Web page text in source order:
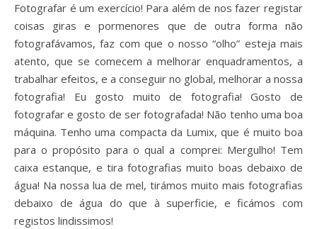
Fotografar é um exercício! Para além de nos fazer registar
coisas giras e pormenores que de outra forma não
fotografávamos, faz com que o nosso “olho” esteja mais
atento, que se comecem a melhorar enquadramentos, a
trabalhar efeitos, e a conseguir no global, melhorar a nossa
fotografia! Eu gosto muito de fotografia! Gosto de
fotografar e gosto de ser fotografada! Não tenho uma boa
máquina. Tenho uma compacta da Lumix, que é muito boa
para o propósito para o qual a comprei: Mergulho! Tem
caixa estanque, e tira fotografias muito boas debaixo de
água! Na nossa lua de mel, tirámos muito mais fotografias
debaixo de água do que à superficie, e ficámos com
registos lindissimos!